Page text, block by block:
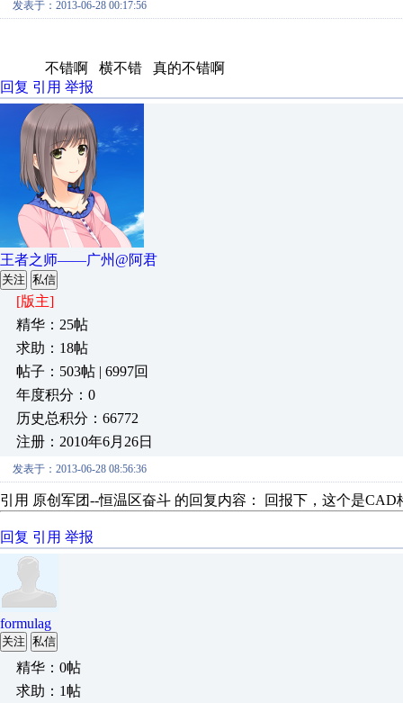
发表于：2013-06-28 00:17:56
不错啊 横不错 真的不错啊
回复 引用 举报
王者之师——广州@阿君
关注 私信
[版主]
精华：25帖
求助：18帖
帖子：503帖 | 6997回
年度积分：0
历史总积分：66772
注册：2010年6月26日
发表于：2013-06-28 08:56:36
引用 原创军团--恒温区奋斗 的回复内容： 回报下，这个是
回复 引用 举报
formulag
关注 私信
精华：0帖
求助：1帖